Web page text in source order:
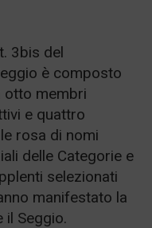
3bis del
è composto
otto membri
e quattro
rosa di nomi
delle Categorie e
selezionati
manifestato la
Seggio.